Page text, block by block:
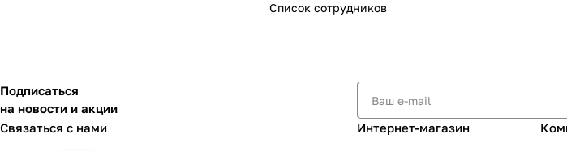
Список сотрудников
Подписаться
на новости и акции
Связаться с нами
Интернет-магазин